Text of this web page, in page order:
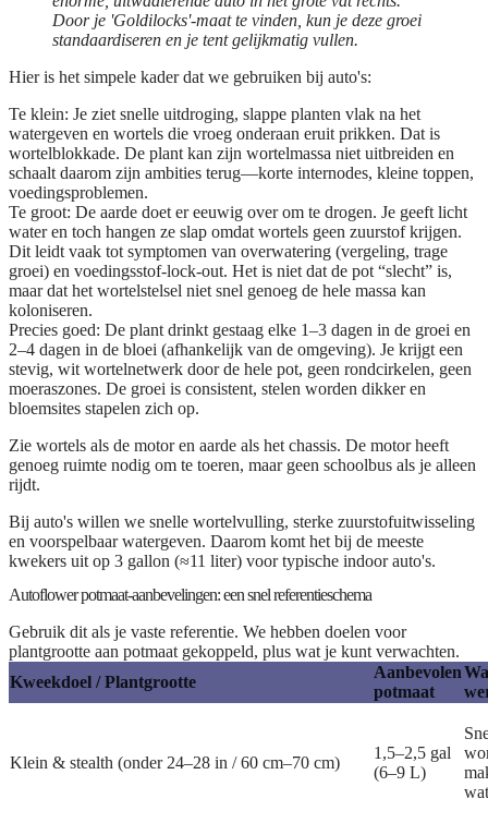
Door je 'Goldilocks'-maat te vinden, kun je deze groei
standaardiseren en je tent gelijkmatig vullen.
Hier is het simpele kader dat we gebruiken bij auto's:
Te klein: Je ziet snelle uitdroging, slappe planten vlak na het
watergeven en wortels die vroeg onderaan eruit prikken. Dat is
wortelblokkade. De plant kan zijn wortelmassa niet uitbreiden en
schaalt daarom zijn ambities terug—korte internodes, kleine toppen,
voedingsproblemen.
Te groot: De aarde doet er eeuwig over om te drogen. Je geeft licht
water en toch hangen ze slap omdat wortels geen zuurstof krijgen.
Dit leidt vaak tot symptomen van overwatering (vergeling, trage
groei) en voedingsstof-lock-out. Het is niet dat de pot “slecht” is,
maar dat het wortelstelsel niet snel genoeg de hele massa kan
koloniseren.
Precies goed: De plant drinkt gestaag elke 1–3 dagen in de groei en
2–4 dagen in de bloei (afhankelijk van de omgeving). Je krijgt een
stevig, wit wortelnetwerk door de hele pot, geen rondcirkelen, geen
moeraszones. De groei is consistent, stelen worden dikker en
bloemsites stapelen zich op.
Zie wortels als de motor en aarde als het chassis. De motor heeft
genoeg ruimte nodig om te toeren, maar geen schoolbus als je alleen
rijdt.
Bij auto's willen we snelle wortelvulling, sterke zuurstofuitwisseling
en voorspelbaar watergeven. Daarom komt het bij de meeste
kwekers uit op 3 gallon (≈11 liter) voor typische indoor auto's.
Autoflower potmaat-aanbevelingen: een snel referentieschema
Gebruik dit als je vaste referentie. We hebben doelen voor
plantgrootte aan potmaat gekoppeld, plus wat je kunt verwachten.
Kweekdoel / Plantgrootte
Aanbevolen
potmaat
Klein & stealth (onder 24–28 in / 60 cm–70 cm)
1,5–2,5 gal
(6–9 L)